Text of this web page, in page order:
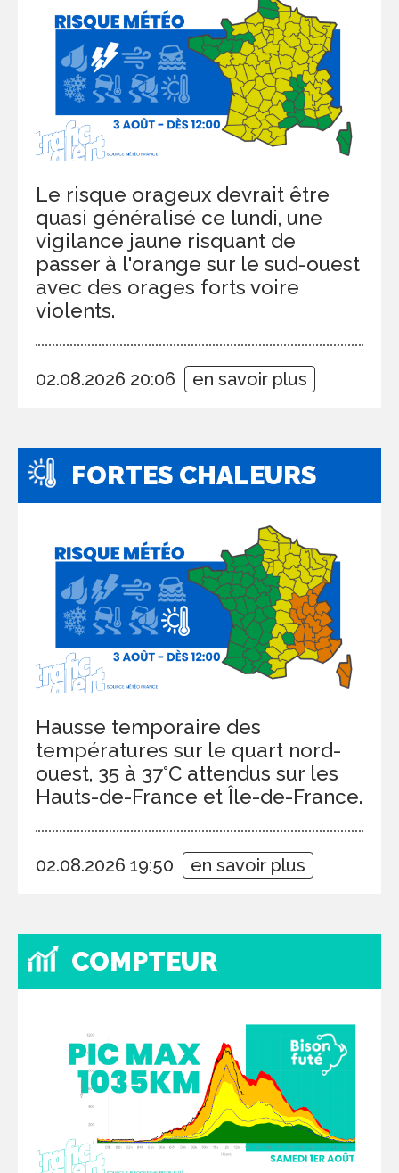
Le risque orageux devrait être
quasi généralisé ce lundi, une
vigilance jaune risquant de
passer à l'orange sur le sud-ouest
avec des orages forts voire
violents.
02.08.2026 20:06 en savoir plus
FORTES CHALEURS
Hausse temporaire des
températures sur le quart nord-
ouest, 35 à 37°C attendus sur les
Hauts-de-France et Île-de-France.
02.08.2026 19:50 en savoir plus
COMPTEUR